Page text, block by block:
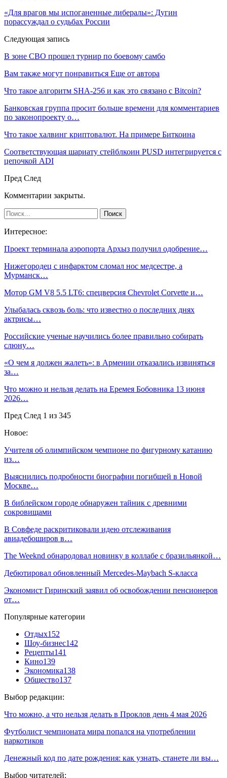
«Для врагов мы испоганенные либералы»: Дугин
порассуждал о судьбах России
Следующая запись
В зоне СВО прошел турнир по боевому самбо
Вам также могут понравиться Еще от автора
Что такое алгоритм SHA-256 и как это связано с Bitcoin?
Банковская группа просит больше времени для комментариев
по законопроекту о…
Что такое халвинг криптовалют. На примере Биткоина
Соответствующая шариату стейблкоин PUSD интегрируется с
цепочкой ADI
Пред След
Комментарии закрыты.
Интересное:
Проект терминала аэропорта Архыз получил одобрение…
Нижегородец с инфарктом сломал нос медсестре, а
Мурманск…
Мотор GM V8 5.5 LT6: спецверсия Chevrolet Corvette и…
Улыбалась сквозь боль: что известно о последних днях
актрисы…
Российские ученые научились более правильно собирать
слюну…
«О чем я должен жалеть»: в Армении отказались извиняться
за…
Что можно и нельзя делать на Еремея Бобовника 13 июня
2026…
Пред След 1 из 345
Новое:
Учителя об олимпийском чемпионе по фигурному катанию
из…
Выяснились подробности биографии погибшей в Новой
Москве…
В библейском городе обнаружен тайник с древними
сокровищами
В Совфеде раскритиковали идею отслеживания
авиадебоширов в…
The Weeknd обнародовал новинку в коллабе с бразильянкой…
Дебютировал обновленный Mercedes‑Maybach S-класса
Экономист Гиринский заявил об освобождении пенсионеров
от…
Популярные категории
Отдых152
Шоу-бизнес142
Рецепты141
Кино139
Экономика138
Общество137
Выбор редакции:
Что можно, а что нельзя делать в Проклов день 4 мая 2026
Футболист чемпионата мира попался на употреблении
наркотиков
Денежный код по дате рождения: как узнать, станете ли вы…
Выбор читателей: